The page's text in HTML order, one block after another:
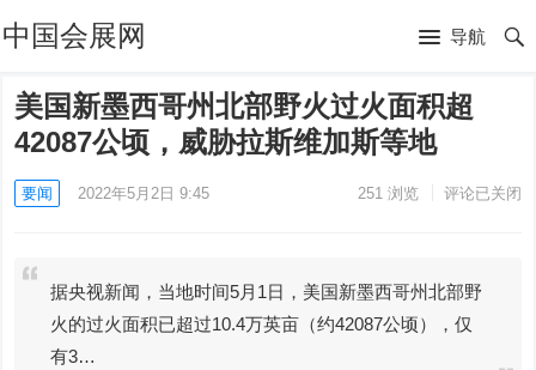
中国会展网 导航
美国新墨西哥州北部野火过火面积超
42087公顷，威胁拉斯维加斯等地
要闻 2022年5月2日 9:45 251浏览 评论已关闭
据央视新闻，当地时间5月1日，美国新墨西哥州北部野
火的过火面积已超过10.4万英亩（约42087公顷），仅
有3…